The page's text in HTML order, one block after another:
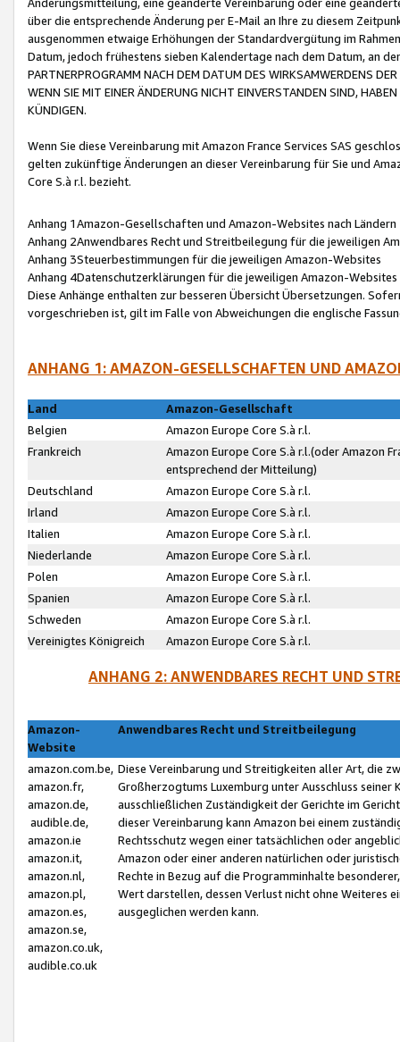
über die entsprechende Änderung per E-Mail an Ihre zu diesem
ausgenommen etwaige Erhöhungen der Standardvergütung im
Datum, jedoch frühestens sieben Kalendertage nach dem Datum, an
PARTNERPROGRAMM NACH DEM DATUM DES WIRKSAMWERDENS
WENN SIE MIT EINER ÄNDERUNG NICHT EINVERSTANDEN SIND,
KÜNDIGEN.
Wenn Sie diese Vereinbarung mit Amazon France Services SAS
gelten zukünftige Änderungen an dieser Vereinbarung für Sie und
Core S.à r.l. bezieht.
Anhang 1Amazon-Gesellschaften und Amazon-Websites nach Ländern
Anhang 2Anwendbares Recht und Streitbeilegung für die jeweiligen
Anhang 3Steuerbestimmungen für die jeweiligen Amazon-Websites
Anhang 4Datenschutzerklärungen für die jeweiligen Amazon-Websites
Diese Anhänge enthalten zur besseren Übersicht Übersetzungen.
vorgeschrieben ist, gilt im Falle von Abweichungen die englische
ANHANG 1: AMAZON-GESELLSCHAFTEN UND
Land
Amazon-Gesellschaft
Belgien
Amazon Europe Core S.à r.l.
Frankreich
Amazon Europe Core S.à r.l.(oder Amazon
entsprechend der Mitteilung)
Deutschland
Amazon Europe Core S.à r.l.
Irland
Amazon Europe Core S.à r.l.
Italien
Amazon Europe Core S.à r.l.
Niederlande
Amazon Europe Core S.à r.l.
Polen
Amazon Europe Core S.à r.l.
Spanien
Amazon Europe Core S.à r.l.
Schweden
Amazon Europe Core S.à r.l.
Vereinigtes Königreich
Amazon Europe Core S.à r.l.
ANHANG 2: ANWENDBARES RECHT UND
Amazon-
Website
Anwendbares Recht und Streitbeilegung
amazon.com.be,
amazon.fr,
amazon.de,
audible.de,
amazon.ie
amazon.it,
amazon.nl,
amazon.pl,
amazon.es,
amazon.se,
amazon.co.uk,
audible.co.uk
Diese Vereinbarung und Streitigkeiten aller Art, die
Großherzogtums Luxemburg unter Ausschluss
ausschließlichen Zuständigkeit der Gerichte im
dieser Vereinbarung kann Amazon bei einem
Rechtsschutz wegen einer tatsächlichen oder
Amazon oder einer anderen natürlichen oder
Rechte in Bezug auf die Programminhalte
Wert darstellen, dessen Verlust nicht ohne Weiteres
ausgeglichen werden kann.